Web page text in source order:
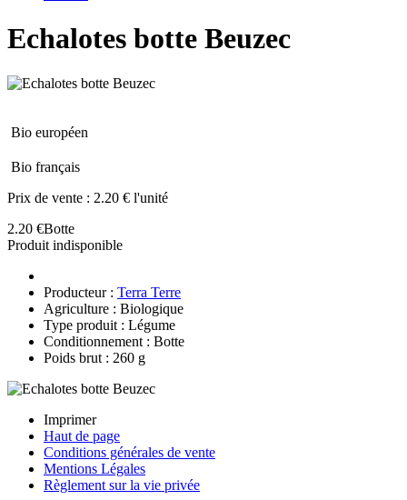
Echalotes botte Beuzec
Bio européen
Bio français
Prix de vente : 2.20 € l'unité
2.20 €Botte
Produit indisponible
Producteur : Terra Terre
Agriculture : Biologique
Type produit : Légume
Conditionnement : Botte
Poids brut : 260 g
Imprimer
Haut de page
Conditions générales de vente
Mentions Légales
Règlement sur la vie privée